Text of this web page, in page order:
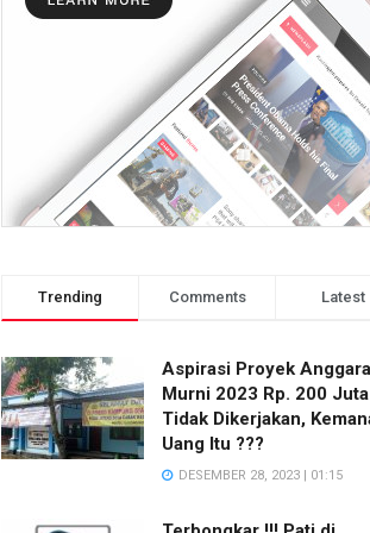
Trending Comments Latest
Aspirasi Proyek
Murni 2023 Rp. 200 Juta
Tidak Dikerjakan,
Uang Itu ???
DESEMBER 28, 2023 | 01:15